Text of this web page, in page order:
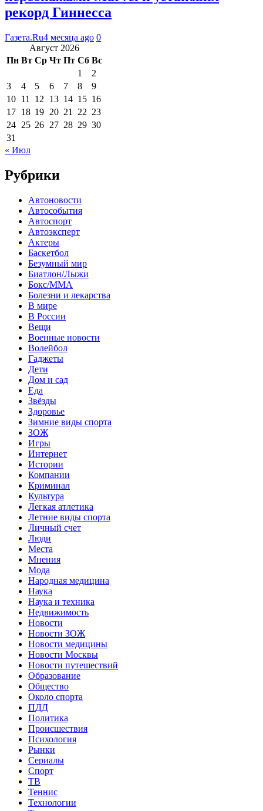
рекорд Гиннесса
Газета.Ru4 месяца ago 0
Август 2026
Пн Вт Ср Чт Пт Сб Вс
1
2
3
4 5 6 7 8
9
10 11 12 13 14 15 16
17 18 19 20 21 22 23
24 25 26 27 28 29 30
31
« Июл
Рубрики
Автоновости
Автособытия
Автоспорт
Автоэксперт
Актеры
Баскетбол
Безумный мир
Биатлон/Лыжи
Бокс/MMA
Болезни и лекарства
В мире
В России
Вещи
Военные новости
Волейбол
Гаджеты
Дети
Дом и сад
Еда
Звёзды
Здоровье
Зимние виды спорта
ЗОЖ
Игры
Интернет
Истории
Компании
Криминал
Культура
Легкая атлетика
Летние виды спорта
Личный счет
Люди
Места
Мнения
Мода
Народная медицина
Наука
Наука и техника
Недвижимость
Новости
Новости ЗОЖ
Новости медицины
Новости Москвы
Новости путешествий
Образование
Общество
Около спорта
ПДД
Политика
Происшествия
Психология
Рынки
Сериалы
Спорт
ТВ
Теннис
Технологии